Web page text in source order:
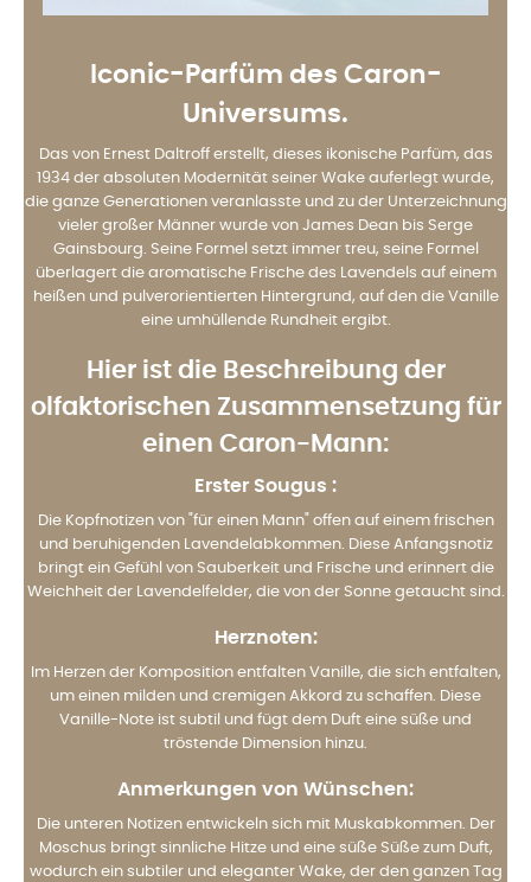
Iconic-Parfüm des Caron-
Universums.
Das von Ernest Daltroff erstellt, dieses ikonische Parfüm, das
1934 der absoluten Modernität seiner Wake auferlegt wurde,
die ganze Generationen veranlasste und zu der Unterzeichnung
vieler großer Männer wurde von James Dean bis Serge
Gainsbourg. Seine Formel setzt immer treu, seine Formel
überlagert die aromatische Frische des Lavendels auf einem
heißen und pulverorientierten Hintergrund, auf den die Vanille
eine umhüllende Rundheit ergibt.
Hier ist die Beschreibung der
olfaktorischen Zusammensetzung für
einen Caron-Mann:
Erster Sougus :
Die Kopfnotizen von "für einen Mann" offen auf einem frischen
und beruhigenden Lavendelabkommen. Diese Anfangsnotiz
bringt ein Gefühl von Sauberkeit und Frische und erinnert die
Weichheit der Lavendelfelder, die von der Sonne getaucht sind.
Herznoten:
Im Herzen der Komposition entfalten Vanille, die sich entfalten,
um einen milden und cremigen Akkord zu schaffen. Diese
Vanille-Note ist subtil und fügt dem Duft eine süße und
tröstende Dimension hinzu.
Anmerkungen von Wünschen:
Die unteren Notizen entwickeln sich mit Muskabkommen. Der
Moschus bringt sinnliche Hitze und eine süße Süße zum Duft,
wodurch ein subtiler und eleganter Wake, der den ganzen Tag